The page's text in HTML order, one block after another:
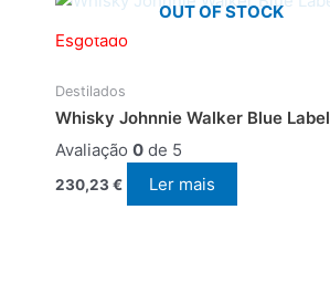
OUT OF STOCK
Esgotado
Destilados
Whisky Johnnie Walker Blue Label
Avaliação 0 de 5
230,23 € Ler mais